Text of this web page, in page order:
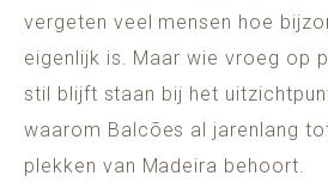
vergeten veel mensen hoe
eigenlijk is. Maar wie vroeg op
stil blijft staan bij het
waarom Balcões al jarenlang
plekken van Madeira behoort.